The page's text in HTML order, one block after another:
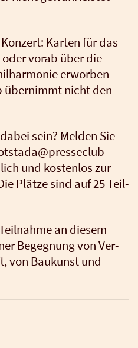
Kar­ten für das
vor­ab über die
erwor­ben
über­nimmt nicht den
sein? Mel­den Sie
und kos­ten­los zur
Plät­ze sind auf 25 Teil­
an die­sem
Begeg­nung von Ver­
von Bau­kunst und